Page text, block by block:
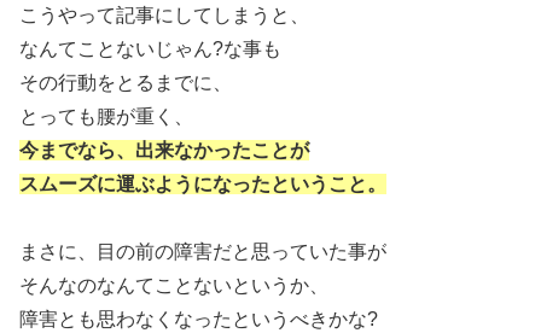
こうやって記事にしてしまうと、
なんてことないじゃん?な事も
その行動をとるまでに、
とっても腰が重く、
今までなら、出来なかったことが
スムーズに運ぶようになったということ。
まさに、目の前の障害だと思っていた事が
そんなのなんてことないというか、
障害とも思わなくなったというべきかな?